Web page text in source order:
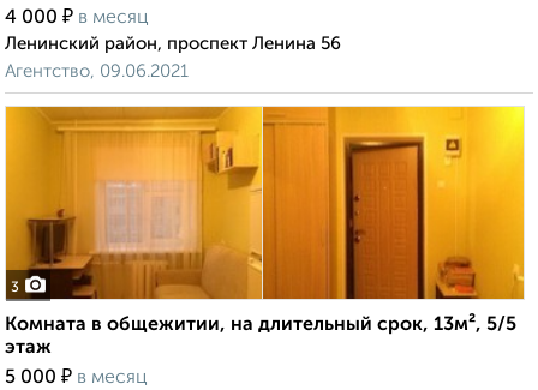
4 000 ₽ в месяц
Ленинский район, проспект Ленина 56
Агентство, 09.06.2021
3
Комната в общежитии, на длительный срок, 13м², 5/5
этаж
5 000 ₽ в месяц